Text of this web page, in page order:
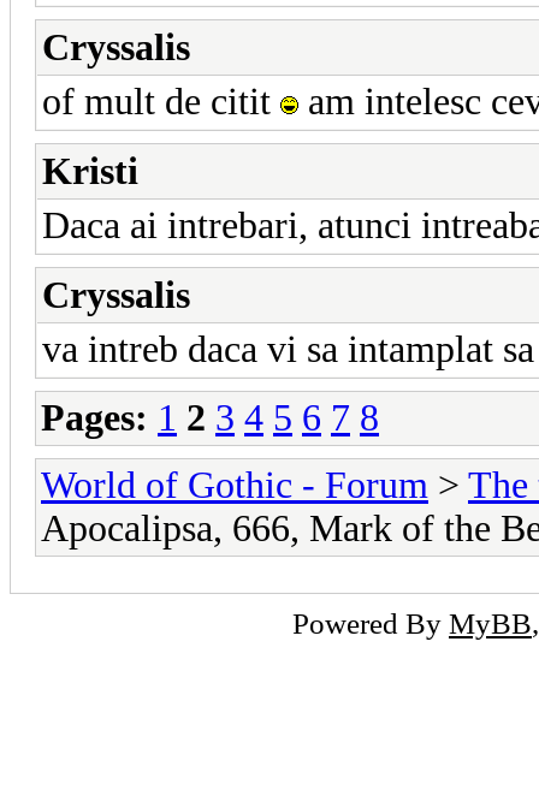
Cryssalis
of mult de citit
am intelesc
Kristi
Daca ai intrebari, atunci
Cryssalis
va intreb daca vi sa intamplat
Pages: 1 2 3 4 5 6 7 8
World of Gothic - Forum > The
Apocalipsa, 666, Mark of the
Powered By MyBB